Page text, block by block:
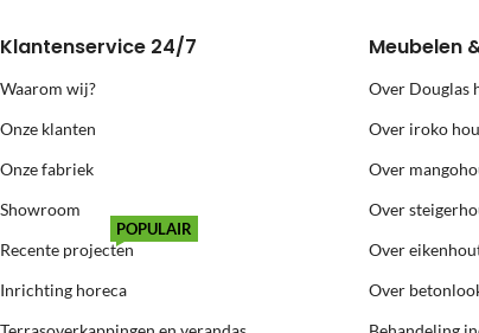
Klantenservice 24/7
Waarom wij?
Onze klanten
Onze fabriek
Showroom
Recente projecten
POPULAIR
Inrichting horeca
Meubelen
Over Douglas
Over iroko
Over
Over
Over
Over